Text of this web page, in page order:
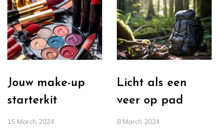
Jouw make-up
starterkit
15 March 2024
Licht als een
veer op pad
8 March 2024